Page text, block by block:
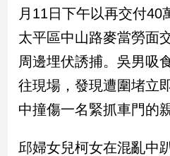
民
調
國
會
點
觀
月11日下午以再交付40
太平區中山路麥當勞面
周邊埋伏誘捕。吳男吸
往現場，發現遭圍堵立
中撞傷一名緊抓車門的
邱婦女兒柯女在混亂中